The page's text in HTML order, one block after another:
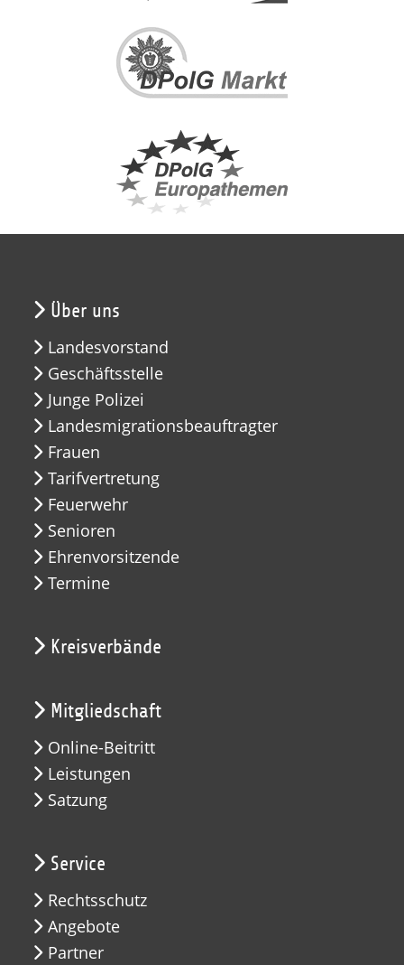
Über uns
Landesvorstand
Geschäftsstelle
Junge Polizei
Landesmigrationsbeauftragter
Frauen
Tarifvertretung
Feuerwehr
Senioren
Ehrenvorsitzende
Termine
Kreisverbände
Mitgliedschaft
Online-Beitritt
Leistungen
Satzung
Service
Rechtsschutz
Angebote
Partner